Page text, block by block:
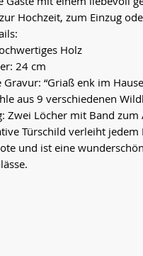
Hochzeit, zum Einzug
Holz
24 cm
“Griaß enk im
aus 9 verschiedenen
Zwei Löcher mit Band zum
Türschild verleiht jedem
und ist eine